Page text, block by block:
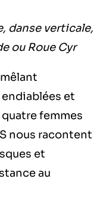
danse verticale,
ou Roue Cyr
et
femmes
nous racontent
et
au